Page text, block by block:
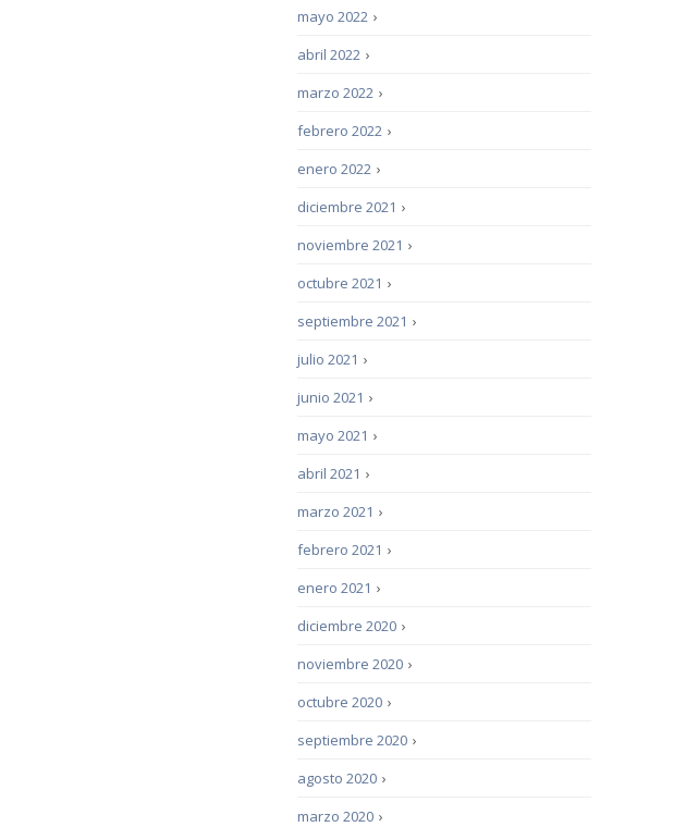
›
mayo 2022
›
abril 2022
›
marzo 2022
›
febrero 2022
›
enero 2022
›
diciembre 2021
›
noviembre 2021
›
octubre 2021
›
septiembre 2021
›
julio 2021
›
junio 2021
›
mayo 2021
›
abril 2021
›
marzo 2021
›
febrero 2021
›
enero 2021
›
diciembre 2020
›
noviembre 2020
›
octubre 2020
›
septiembre 2020
›
agosto 2020
›
marzo 2020